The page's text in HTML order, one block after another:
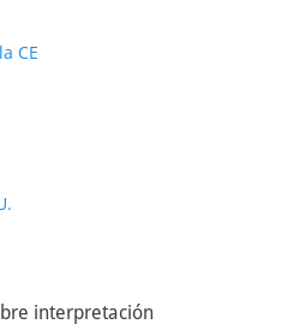
CE
interpretación